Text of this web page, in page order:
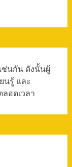
ช่นกัน ดังนั้นผู้
นรู้ และ
อดเวลา